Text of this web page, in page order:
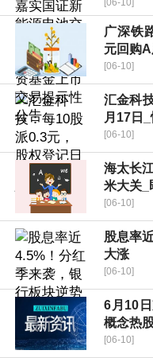
[06-10]
广深铁
元回购
[06-10]
汇金科
月17日
[06-10]
海太长
米大关_
[06-10]
股息率
大涨
[06-10]
6月10
概念热
[06-10]